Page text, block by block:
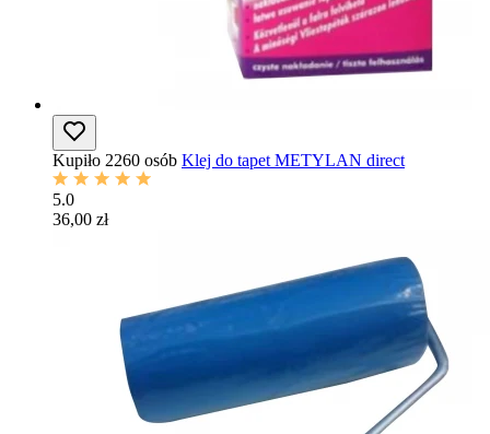
Kupiło 2260 osób Klej do tapet METYLAN direct
5.0
36,00 zł